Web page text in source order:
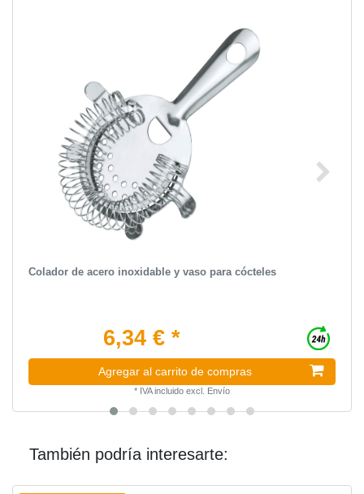
Colador de acero inoxidable y vaso para cócteles
6,34 € *
Agregar al carrito de compras
* IVA incluido excl. Envío
También podría interesarte: